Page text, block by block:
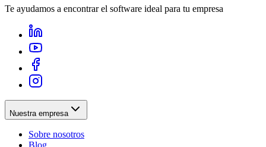
Te ayudamos a encontrar el software ideal para tu empresa
Nuestra empresa
Sobre nosotros
Blog